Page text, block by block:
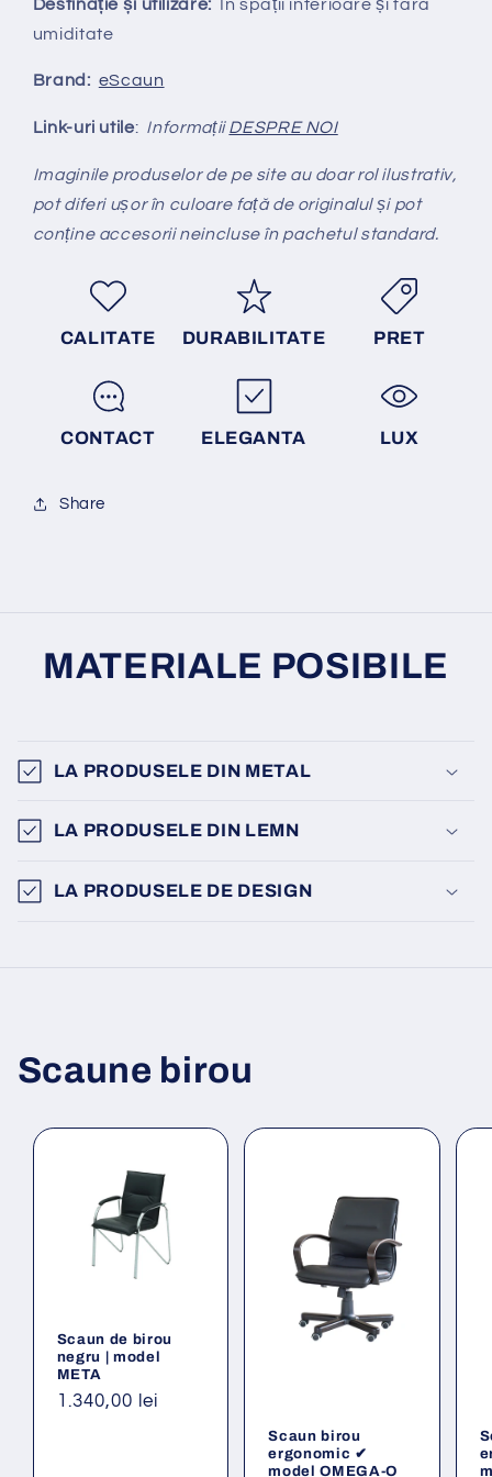
Destinație și utilizare: În spații interioare și fară
umiditate
Brand: eScaun
Link-uri utile: InformațiiDESPRE NOI
Imaginile produselor de pe site au doar rol ilustrativ,
pot diferi ușor în culoare față de originalul și pot
conține accesorii neincluse în pachetul standard.
CALITATE DURABILITATE PRET
CONTACT ELEGANTA LUX
Share
MATERIALE POSIBILE
LA PRODUSELE DIN METAL
LA PRODUSELE DIN LEMN
LA PRODUSELE DE DESIGN
Scaune birou
Scaun de birou
negru | model
META
Preț
1.340,00 lei
Scaun birou
ergonomic ✔
model OMEGA-O